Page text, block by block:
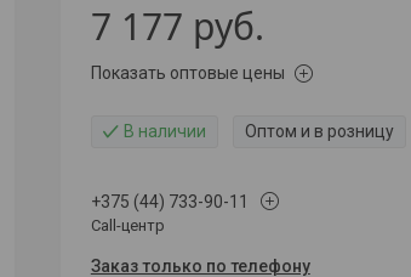
7 177 руб.
Показать оптовые цены
В наличии Оптом и в розницу
+375 (44) 733-90-11
Call-центр
Заказ только по телефону